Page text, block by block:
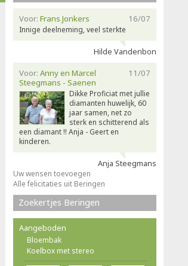
16/07
Voor: Frans Jonkers
Innige deelneming, veel sterkte
Hilde Vandenbon
11/07
Voor: Anny en Marcel
Steegmans - Saenen
Dikke Proficiat met jullie
diamanten huwelijk, 60
jaar samen, net zo
sterk en schitterend als
een diamant !! Anja - Geert en
kinderen.
Anja Steegmans
Uw wensen toevoegen
Alle felicitaties uit Beringen
Zoekertjes Beringen
Aangeboden
Bloembak
Koelbox met stereo